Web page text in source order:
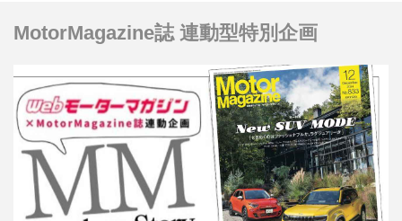
MotorMagazine誌 連動型特別企画